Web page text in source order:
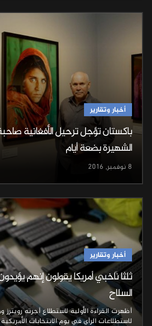
أخبار وتقارير
باكستان تؤجل ترحيل الأفغانية
الشهيرة بضعة أيام
8 نوفمبر, 2016
أخبار وتقارير
ثلثا ناخبي أمريكا يقولون إنهم
السلاح
أظهرت القراءة الأولية لاستطلاع أجرته
لاستطلاعات الرأي في يوم الانتخابات